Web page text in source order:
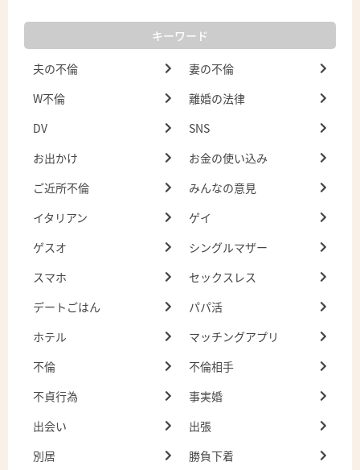
キーワード
夫の不倫
妻の不倫
W不倫
離婚の法律
DV
SNS
お出かけ
お金の使い込み
ご近所不倫
みんなの意見
イタリアン
ゲイ
ゲスオ
シングルマザー
スマホ
セックスレス
デートごはん
パパ活
ホテル
マッチングアプリ
不倫
不倫相手
不貞行為
事実婚
出会い
出張
別居
勝負下着